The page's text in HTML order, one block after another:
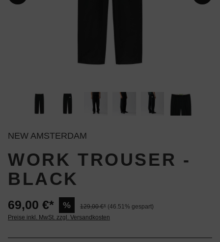
NEW AMSTERDAM
WORK TROUSER -
BLACK
69,00 €* % 129,00 €* (46.51% gespart)
Preise inkl. MwSt. zzgl. Versandkosten